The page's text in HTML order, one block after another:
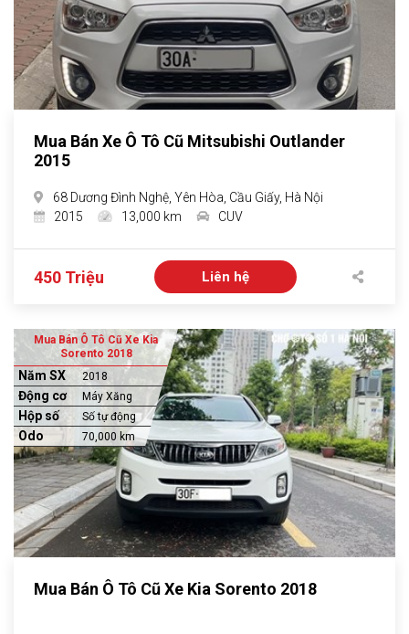
Mua Bán Xe Ô Tô Cũ Mitsubishi Outlander
2015
68 Dương Đình Nghệ, Yên Hòa, Cầu Giấy, Hà Nội
2015
13,000 km CUV
450 Triệu Liên hệ
Mua Bán Ô Tô Cũ Xe Kia
Sorento 2018
Năm SX 2018
Động cơ Máy Xăng
Hộp số Số tự động
Odo 70,000 km
Mua Bán Ô Tô Cũ Xe Kia Sorento 2018